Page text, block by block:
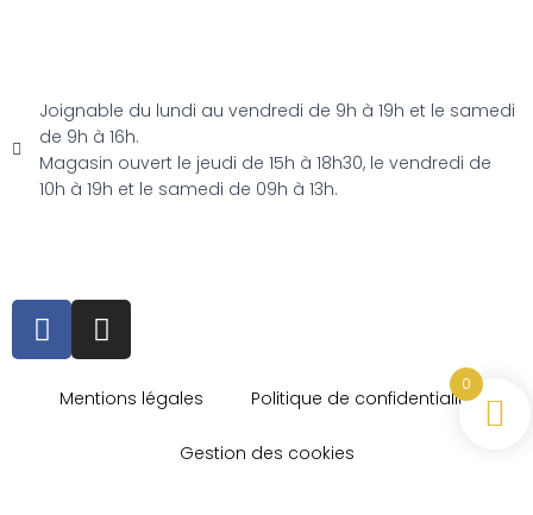
Joignable du lundi au vendredi de 9h à 19h et le samedi
de 9h à 16h.
Magasin ouvert le jeudi de 15h à 18h30, le vendredi de
10h à 19h et le samedi de 09h à 13h.
Mentions légales Politique de confidentialité
Gestion des cookies
0